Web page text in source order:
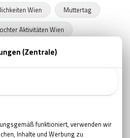
Wien
Muttertag
Aktivitäten Wien
Marvel
Prüfung
Prüfungszeit
Erholung Pfingsten